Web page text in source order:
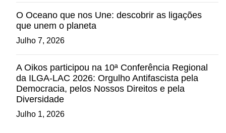
O Oceano que nos Une: descobrir as ligações
que unem o planeta
Julho 7, 2026
A Oikos participou na 10ª Conferência Regional
da ILGA-LAC 2026: Orgulho Antifascista pela
Democracia, pelos Nossos Direitos e pela
Diversidade
Julho 1, 2026